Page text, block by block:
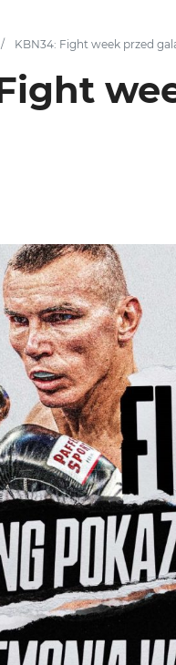
KBN34: Fight week przed